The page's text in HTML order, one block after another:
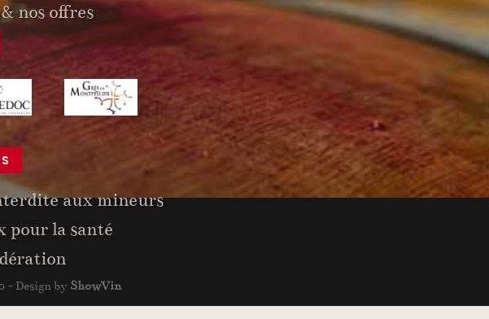
nos offres
aux mineurs
pour la santé
- Design by ShowVin